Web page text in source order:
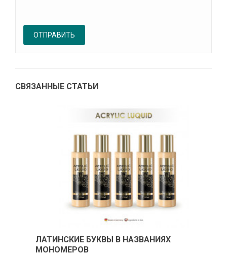
СВЯЗАННЫЕ СТАТЬИ
ЛАТИНСКИЕ БУКВЫ В НАЗВАНИЯХ
МОНОМЕРОВ